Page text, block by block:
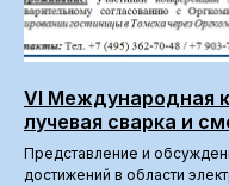
VI Международная
лучевая сварка и
Представление и
достижений в области